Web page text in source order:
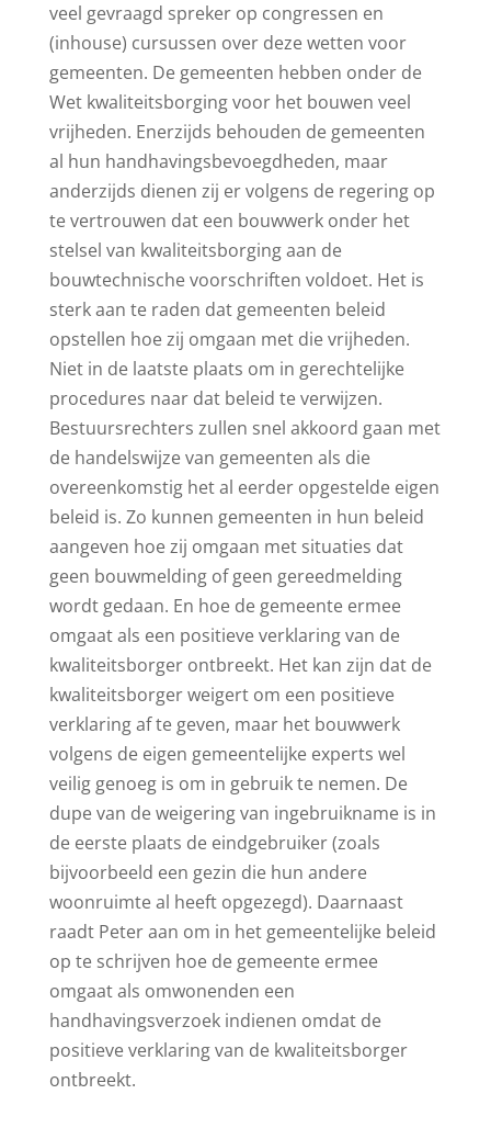
veel gevraagd spreker op congressen en
(inhouse) cursussen over deze wetten voor
gemeenten. De gemeenten hebben onder de
Wet kwaliteitsborging voor het bouwen veel
vrijheden. Enerzijds behouden de gemeenten
al hun handhavingsbevoegdheden, maar
anderzijds dienen zij er volgens de regering op
te vertrouwen dat een bouwwerk onder het
stelsel van kwaliteitsborging aan de
bouwtechnische voorschriften voldoet. Het is
sterk aan te raden dat gemeenten beleid
opstellen hoe zij omgaan met die vrijheden.
Niet in de laatste plaats om in gerechtelijke
procedures naar dat beleid te verwijzen.
Bestuursrechters zullen snel akkoord gaan met
de handelswijze van gemeenten als die
overeenkomstig het al eerder opgestelde eigen
beleid is. Zo kunnen gemeenten in hun beleid
aangeven hoe zij omgaan met situaties dat
geen bouwmelding of geen gereedmelding
wordt gedaan. En hoe de gemeente ermee
omgaat als een positieve verklaring van de
kwaliteitsborger ontbreekt. Het kan zijn dat de
kwaliteitsborger weigert om een positieve
verklaring af te geven, maar het bouwwerk
volgens de eigen gemeentelijke experts wel
veilig genoeg is om in gebruik te nemen. De
dupe van de weigering van ingebruikname is in
de eerste plaats de eindgebruiker (zoals
bijvoorbeeld een gezin die hun andere
woonruimte al heeft opgezegd). Daarnaast
raadt Peter aan om in het gemeentelijke beleid
op te schrijven hoe de gemeente ermee
omgaat als omwonenden een
handhavingsverzoek indienen omdat de
positieve verklaring van de kwaliteitsborger
ontbreekt.